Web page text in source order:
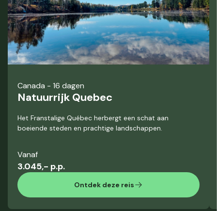
Canada - 16 dagen
Natuurrijk Quebec
Het Franstalige Québec herbergt een schat aan
boeiende steden en prachtige landschappen.
Ontdek deze reis
Vanaf
3.045,- p.p.